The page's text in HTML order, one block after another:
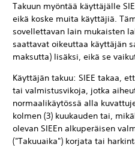
Takuun myöntää käyttäjälle
eikä koske muita käyttäjiä.
sovellettavan lain mukaisten
saattavat oikeuttaa käyttäjän
maksutta) lisäksi, eikä se
Käyttäjän takuu: SIEE takaa,
tai valmistusvikoja, jotka
normaalikäytössä alla
kolmen (3) kuukauden tai,
olevan SIEEn alkuperäisen
("Takuuaika") korjata tai